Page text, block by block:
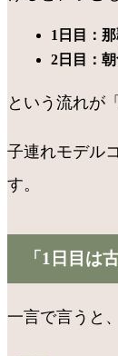
1日目：
2日目：
という流れが
子連れモデル
す。
「1日目は
一言で言うと